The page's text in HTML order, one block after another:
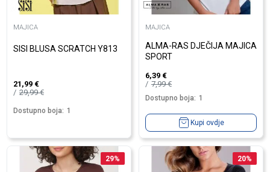
MAJICA
SISI BLUSA SCRATCH Y813
21,99 €
29,99€
Dostupno boja: 1
MAJICA
ALMA-RAS DJEČIJA MAJICA
SPORT
6,39 €
7,99€
Dostupno boja: 1
Kupi ovdje
29% 20%